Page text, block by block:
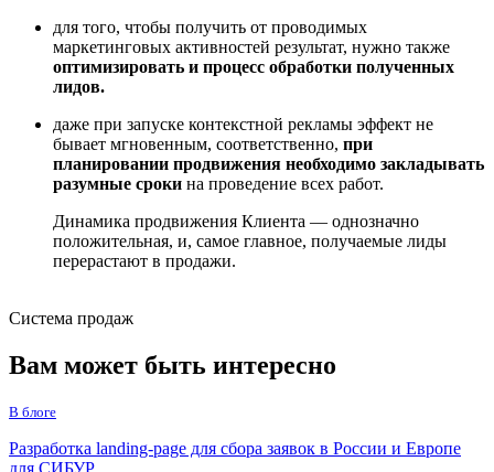
для того, чтобы получить от проводимых
маркетинговых активностей результат, нужно также
оптимизировать и процесс обработки полученных
лидов.
даже при запуске контекстной рекламы эффект не
бывает мгновенным, соответственно, при
планировании продвижения необходимо закладывать
разумные сроки на проведение всех работ.
Динамика продвижения Клиента — однозначно
положительная, и, самое главное, получаемые лиды
перерастают в продажи.
Система продаж
Вам может быть интересно
В блоге
Разработка landing-page для сбора заявок в России и Европе